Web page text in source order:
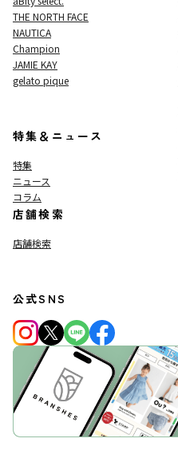
THE NORTH FACE
NAUTICA
Champion
JAMIE KAY
gelato pique
特集＆ニュース
特集
ニュース
コラム
店舗検索
店舗検索
公式SNS